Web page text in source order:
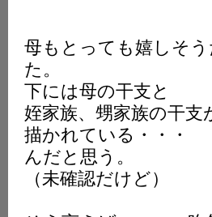
母もとっても嬉しそう
た。
下には母の干支と
姪家族、甥家族の干支
描かれている・・・
んだと思う。
（未確認だけど）